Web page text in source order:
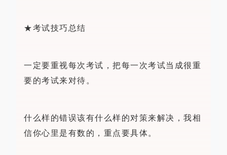
★考试技巧总结
一定要重视每次考试，把每一次考试当成很重
要的考试来对待。
什么样的错误该有什么样的对策来解决，我相
信你心里是有数的，重点要具体。